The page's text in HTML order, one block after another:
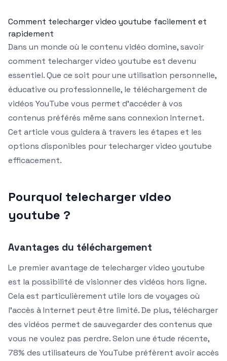
Comment telecharger video youtube facilement et
rapidement
Dans un monde où le contenu vidéo domine, savoir
comment telecharger video youtube est devenu
essentiel. Que ce soit pour une utilisation personnelle,
éducative ou professionnelle, le téléchargement de
vidéos YouTube vous permet d’accéder à vos
contenus préférés même sans connexion Internet.
Cet article vous guidera à travers les étapes et les
options disponibles pour telecharger video youtube
efficacement.
Pourquoi telecharger video
youtube ?
Avantages du téléchargement
Le premier avantage de telecharger video youtube
est la possibilité de visionner des vidéos hors ligne.
Cela est particulièrement utile lors de voyages où
l’accès à Internet peut être limité. De plus, télécharger
des vidéos permet de sauvegarder des contenus que
vous ne voulez pas perdre. Selon une étude récente,
78% des utilisateurs de YouTube préfèrent avoir accès